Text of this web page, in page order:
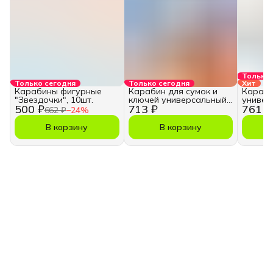
Только сегодня
500 ₽662 ₽−24%
Карабины фигурные
"Звездочки", 10шт.
В корзину
Только сегодня
713 ₽
Карабин для сумок и
ключей универсальный
тактический
В корзину
Только
Хит
761 ₽